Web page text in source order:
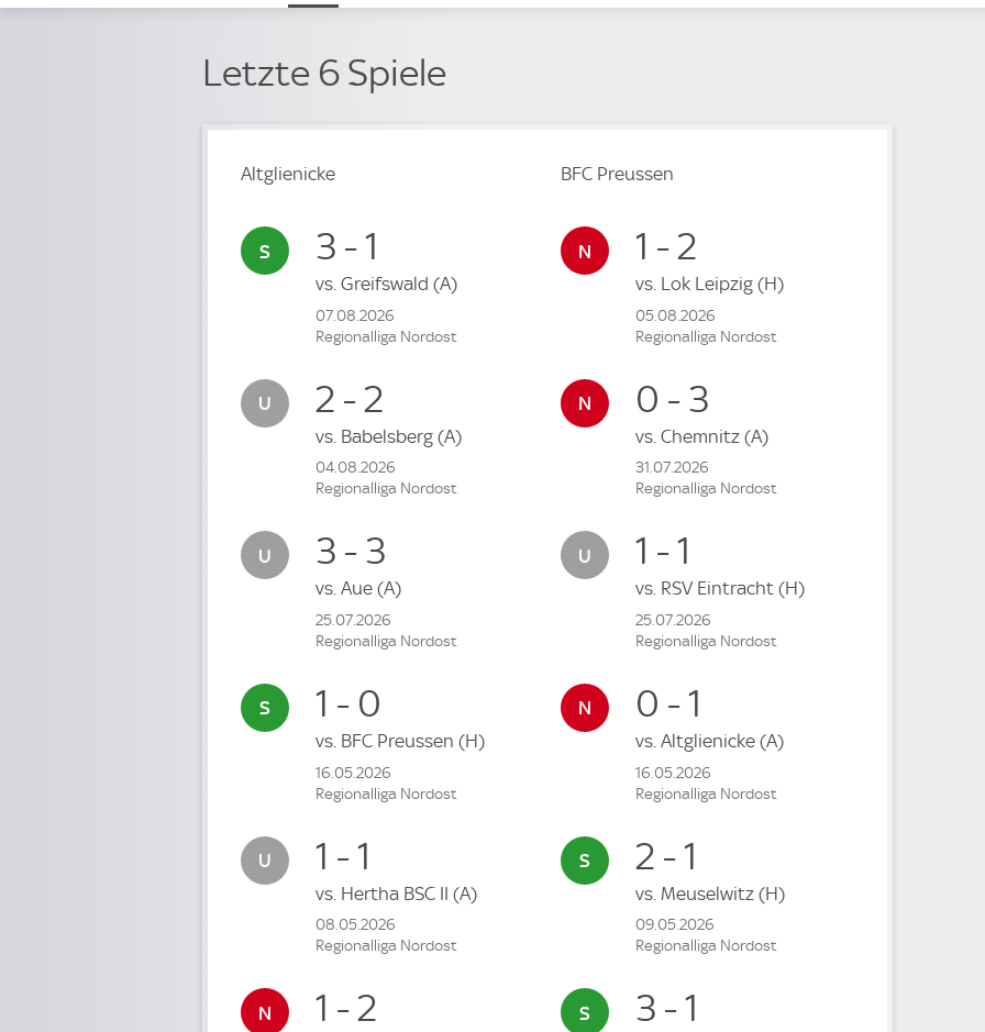
Letzte 6 Spiele
Altglienicke
3 - 1
vs. Greifswald (A)
07.08.2026
Regionalliga Nordost
2 - 2
vs. Babelsberg (A)
04.08.2026
Regionalliga Nordost
3 - 3
vs. Aue (A)
25.07.2026
Regionalliga Nordost
1 - 0
vs. BFC Preussen (H)
16.05.2026
Regionalliga Nordost
1 - 1
vs. Hertha BSC II (A)
08.05.2026
Regionalliga Nordost
1 - 2
BFC Preussen
1 - 2
vs. Lok Leipzig (H)
05.08.2026
Regionalliga Nordost
0 - 3
vs. Chemnitz (A)
31.07.2026
Regionalliga Nordost
1 - 1
vs. RSV Eintracht (H)
25.07.2026
Regionalliga Nordost
0 - 1
vs. Altglienicke (A)
16.05.2026
Regionalliga Nordost
2 - 1
vs. Meuselwitz (H)
09.05.2026
Regionalliga Nordost
3 - 1